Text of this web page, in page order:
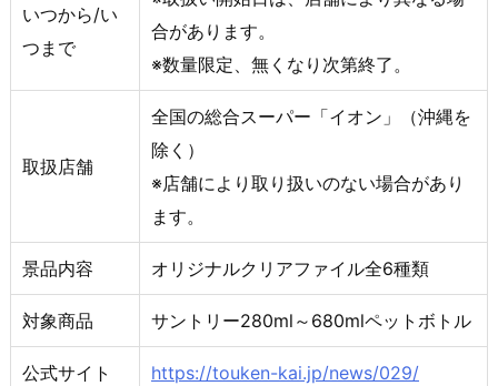
いつから/い
つまで
合があります。
※数量限定、無くなり次第終了。
取扱店舗
全国の総合スーパー「イオン」（沖縄を
除く）
※店舗により取り扱いのない場合があり
ます。
景品内容 オリジナルクリアファイル全6種類
対象商品 サントリー280ml～680mlペットボトル
公式サイト https://touken-kai.jp/news/029/